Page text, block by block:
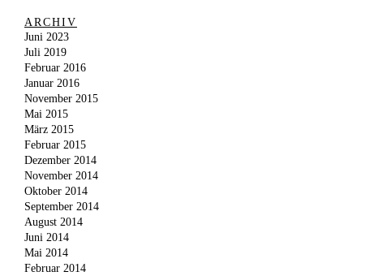
ARCHIV
Juni 2023
Juli 2019
Februar 2016
Januar 2016
November 2015
Mai 2015
März 2015
Februar 2015
Dezember 2014
November 2014
Oktober 2014
September 2014
August 2014
Juni 2014
Mai 2014
Februar 2014